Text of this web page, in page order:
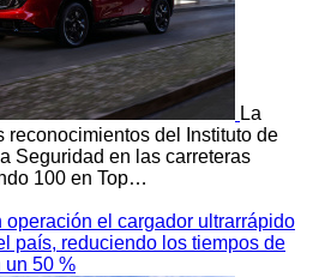
La
reconocimientos del Instituto de
Seguridad en las carreteras
100 en Top…
operación el cargador ultrarrápido
país, reduciendo los tiempos de
un 50 %